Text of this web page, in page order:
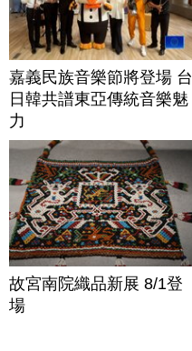
嘉義民族音樂節將登場 台
日韓共譜東亞傳統音樂魅
力
故宮南院織品新展 8/1登
場